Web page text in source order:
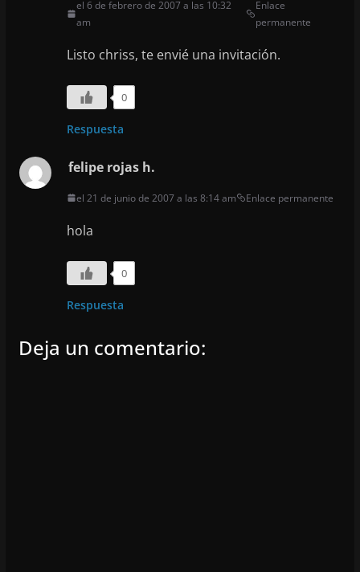
el 6 de febrero de 2007 a las 10:32
am
Enlace
permanente
Listo chriss, te envié una invitación.
0
Respuesta
felipe rojas h.
el 21 de junio de 2007 a las 8:14 am Enlace permanente
hola
0
Respuesta
Deja un comentario: